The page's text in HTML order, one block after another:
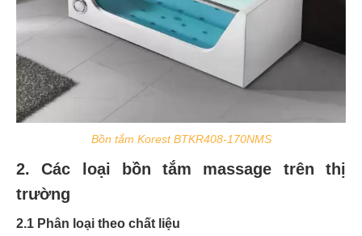
Bồn tắm KorestBTKR408-170NMS
2. Các loại bồn tắm massage trên thị
trường
2.1 Phân loại theo chất liệu